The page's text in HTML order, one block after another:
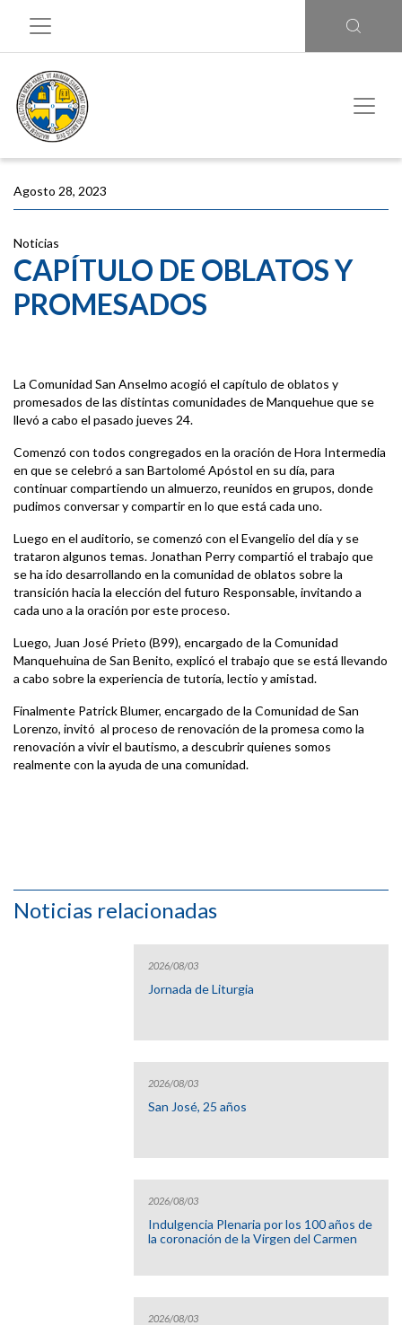
Agosto 28, 2023
Noticias
CAPÍTULO DE OBLATOS Y
PROMESADOS
La Comunidad San Anselmo acogió el capítulo de oblatos y
promesados de las distintas comunidades de Manquehue que se
llevó a cabo el pasado jueves 24.
Comenzó con todos congregados en la oración de Hora Intermedia
en que se celebró a san Bartolomé Apóstol en su día, para
continuar compartiendo un almuerzo, reunidos en grupos, donde
pudimos conversar y compartir en lo que está cada uno.
Luego en el auditorio, se comenzó con el Evangelio del día y se
trataron algunos temas. Jonathan Perry compartió el trabajo que
se ha ido desarrollando en la comunidad de oblatos sobre la
transición hacia la elección del futuro Responsable, invitando a
cada uno a la oración por este proceso.
Luego, Juan José Prieto (B99), encargado de la Comunidad
Manquehuina de San Benito, explicó el trabajo que se está llevando
a cabo sobre la experiencia de tutoría, lectio y amistad.
Finalmente Patrick Blumer, encargado de la Comunidad de San
Lorenzo, invitó al proceso de renovación de la promesa como la
renovación a vivir el bautismo, a descubrir quienes somos
realmente con la ayuda de una comunidad.
Noticias relacionadas
2026/08/03
Jornada de Liturgia
2026/08/03
San José, 25 años
2026/08/03
Indulgencia Plenaria por los 100 años de
la coronación de la Virgen del Carmen
2026/08/03